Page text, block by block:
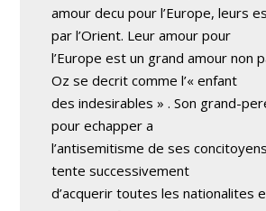
amour decu pour l’Europe, leurs
par l’Orient. Leur amour pour
l’Europe est un grand amour non
Oz se decrit comme l’« enfant
des indesirables » . Son grand-
pour echapper a
l’antisemitisme de ses
tente successivement
d’acquerir toutes les nationalites